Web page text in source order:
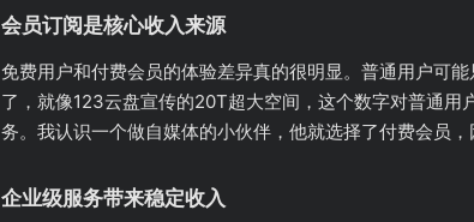
会员订阅是核心收入来源
免费用户和付费会员的体验差异真的很明显。普通用户可
了，就像123云盘宣传的20T超大空间，这个数字对普通
务。我认识一个做自媒体的小伙伴，他就选择了付费会员
企业级服务带来稳定收入